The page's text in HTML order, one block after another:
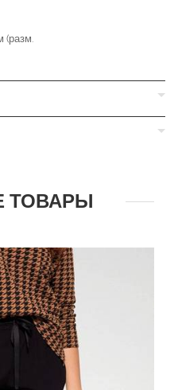
(разм.
ТОВАРЫ